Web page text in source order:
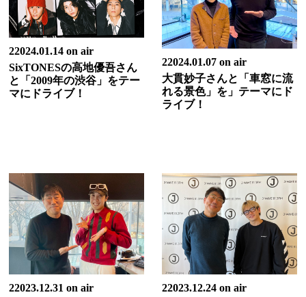
22024.01.14 on air
SixTONESの高地優吾さん
と「2009年の渋谷」をテー
マにドライブ！
22024.01.07 on air
大貫妙子さんと「車窓に流
れる景色」を」テーマにド
ライブ！
22023.12.31 on air
22023.12.24 on air